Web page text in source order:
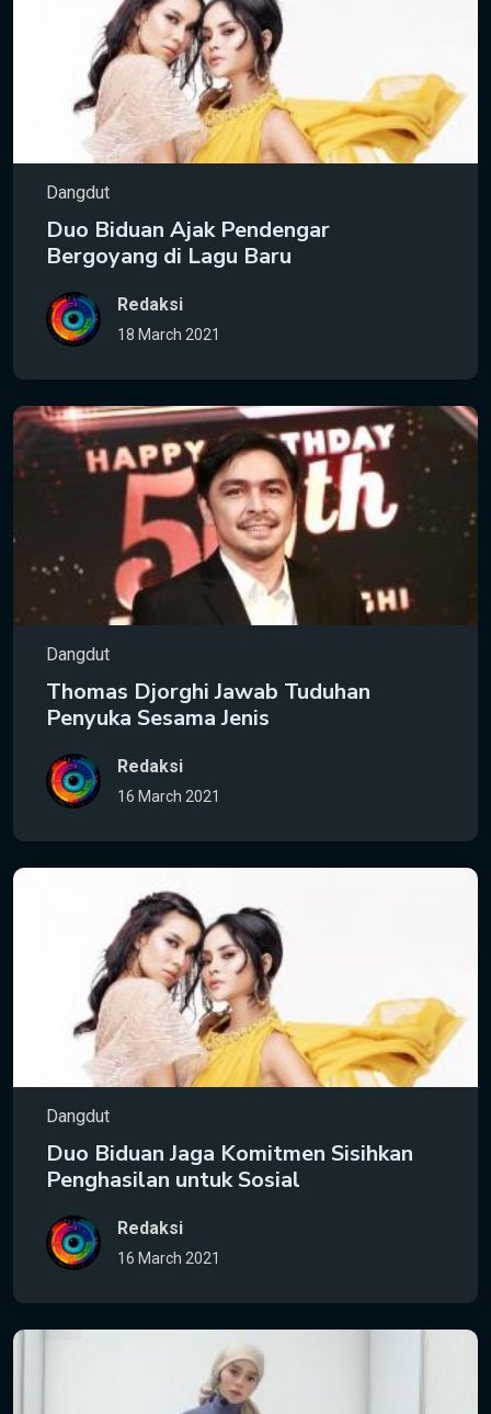
Dangdut
Duo Biduan Ajak Pendengar
Bergoyang di Lagu Baru
Redaksi
18 March 2021
Dangdut
Thomas Djorghi Jawab Tuduhan
Penyuka Sesama Jenis
Redaksi
16 March 2021
Dangdut
Duo Biduan Jaga Komitmen Sisihkan
Penghasilan untuk Sosial
Redaksi
16 March 2021